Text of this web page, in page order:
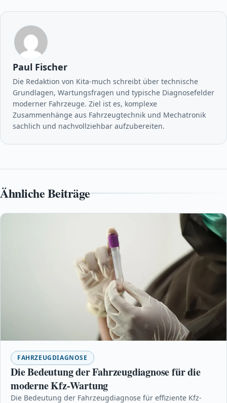
Paul Fischer
Die Redaktion von Kita-much schreibt über technische
Grundlagen, Wartungsfragen und typische Diagnosefelder
moderner Fahrzeuge. Ziel ist es, komplexe
Zusammenhänge aus Fahrzeugtechnik und Mechatronik
sachlich und nachvollziehbar aufzubereiten.
Ähnliche Beiträge
FAHRZEUGDIAGNOSE
Die Bedeutung der Fahrzeugdiagnose für die
moderne Kfz-Wartung
Die Bedeutung der Fahrzeugdiagnose für effiziente Kfz-